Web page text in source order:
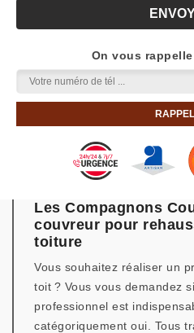
On vous
Les Compagnons
couvreur pour
toiture
Vous souhaitez réaliser un
toit ? Vous vous demandez
professionnel est
catégoriquement oui. Tous